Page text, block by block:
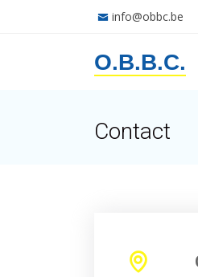
info@obbc.be
O.B.B.C.
Contact